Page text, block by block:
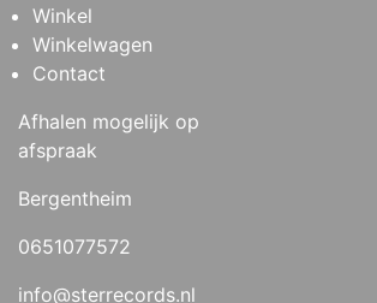
Winkel
Winkelwagen
Contact
Afhalen mogelijk op
afspraak
Bergentheim
0651077572
info@sterrecords.nl